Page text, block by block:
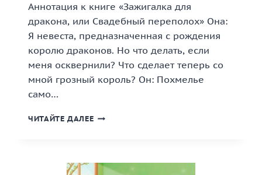
Аннотация к книге «Зажигалка для
дракона, или Свадебный переполох» Она:
Я невеста, предназначенная с рождения
королю драконов. Но что делать, если
меня осквернили? Что сделает теперь со
мной грозный король? Он: Похмелье
само…
ЧИТАЙТЕ ДАЛЕЕ «ЗАЖИГАЛКА
СВАДЕБНЫЙ